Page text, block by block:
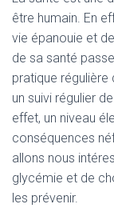
être humain. En
vie épanouie et
de sa santé
pratique régulière
un suivi régulier
effet, un niveau
conséquences
allons nous
glycémie et de
les prévenir.